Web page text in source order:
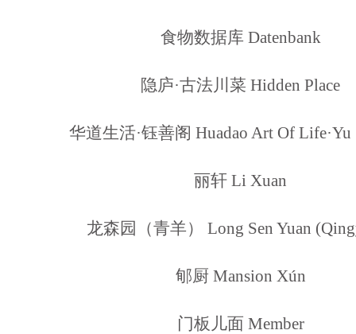
食物数据库 Datenbank
隐庐·古法川菜 Hidden Place
华道生活·钰善阁 Huadao Art Of Life·Yu
丽轩 Li Xuan
龙森园（青羊） Long Sen Yuan
郇厨 Mansion Xún
门板儿面 Member